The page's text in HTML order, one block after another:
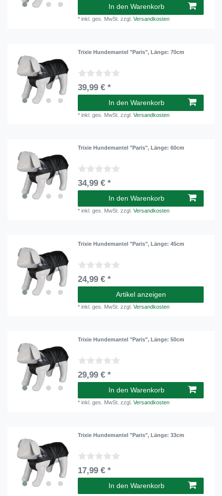
In den Warenkorb
*inkl. ges. MwSt. zzgl.Versandkosten
Trixie Hundemantel "Paris", Länge: 70cm
39,99 € *
In den Warenkorb
*inkl. ges. MwSt. zzgl.Versandkosten
Trixie Hundemantel "Paris", Länge: 60cm
34,99 € *
In den Warenkorb
*inkl. ges. MwSt. zzgl.Versandkosten
Trixie Hundemantel "Paris", Länge: 45cm
24,99 € *
Artikel anzeigen
*inkl. ges. MwSt. zzgl.Versandkosten
Trixie Hundemantel "Paris", Länge: 50cm
29,99 € *
In den Warenkorb
*inkl. ges. MwSt. zzgl.Versandkosten
Trixie Hundemantel "Paris", Länge: 33cm
17,99 € *
In den Warenkorb